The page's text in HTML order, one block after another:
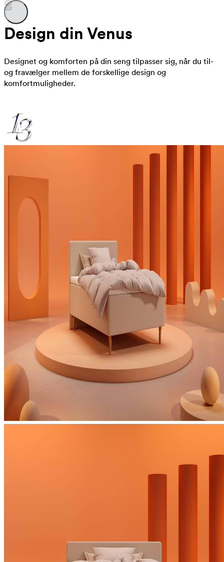
Design din Venus
Designet og komforten på din seng tilpasser sig, når du til-
og fravælger mellem de forskellige design og
komfortmuligheder.